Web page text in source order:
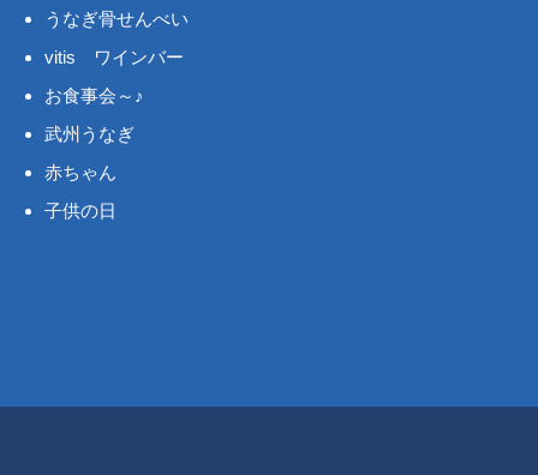
うなぎ骨せんべい
vitis ワインバー
お食事会～♪
武州うなぎ
赤ちゃん
子供の日